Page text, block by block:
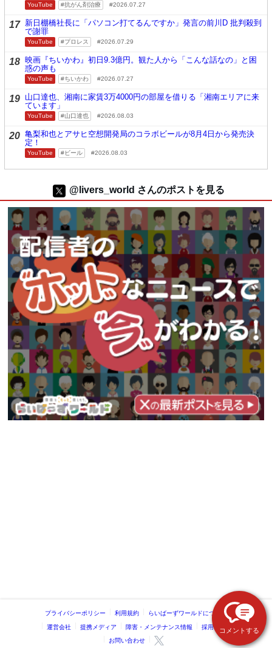
コメントする
YouTube 抗がん剤治療 2026.07.27
17 新日棚橋社長に「パソコン打てるんですか」発言の前川D 批判殺到
で謝罪
YouTube プロレス 2026.07.29
18 映画『ちいかわ』初日9.3億円。観た人から「こんな話なの」と困
惑の声も
YouTube ちいかわ 2026.07.27
19 山口達也、湘南に家賃3万4000円の部屋を借りる「湘南エリアに来
ています」
YouTube 山口達也 2026.08.03
20 亀梨和也とアサヒ空想開発局のコラボビールが8月4日から発売決
定！
YouTube ビール 2026.08.03
@livers_world さんのポストを見る
プライバシーポリシー 利用規約 らいばーずワールドについて
運営会社 提携メディア 障害・メンテナンス情報 採用情報
お問い合わせ